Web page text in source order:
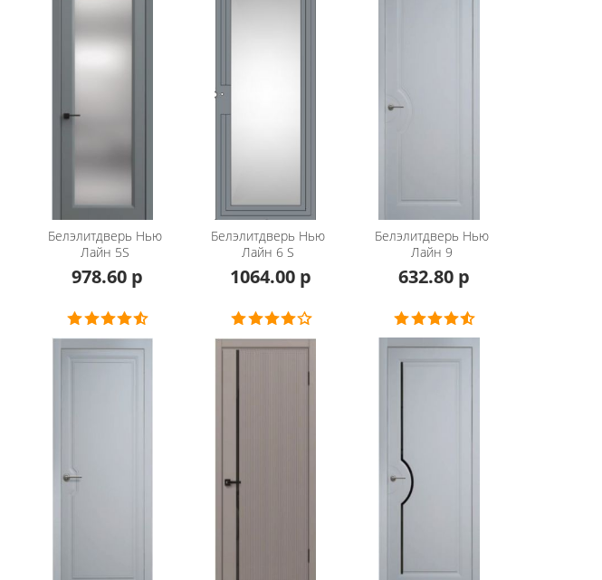
Белэлитдверь Нью
Лайн 5S
978.60 р
Белэлитдверь Нью
Лайн 6 S
1064.00 р
Белэлитдверь Нью
Лайн 9
632.80 р